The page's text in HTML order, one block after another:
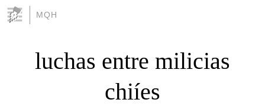
MQH
luchas entre milicias
chiíes